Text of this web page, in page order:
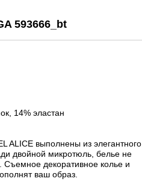
593666_bt
14% эластан
ALICE выполнены из элегантного
двойной микротюль, белье не
декоративное колье и
ваш образ.